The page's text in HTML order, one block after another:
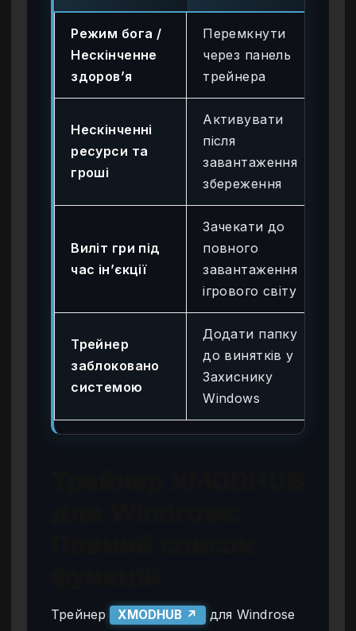
Режим бога /
Нескінченне
здоров’я
Перемкнути
через панель
трейнера
Нескінченні
ресурси та
гроші
Активувати
після
завантаження
збереження
Виліт гри під
час ін’єкції
Зачекати до
повного
завантаження
ігрового світу
Трейнер
заблоковано
системою
Додати папку
до винятків у
Захиснику
Windows
Трейнер XMODHUB ↗
для Windrose